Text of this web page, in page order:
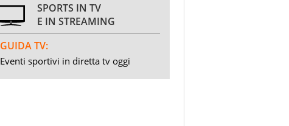
SPORTS IN TV
E IN STREAMING
GUIDA TV:
Eventi sportivi in diretta tv oggi